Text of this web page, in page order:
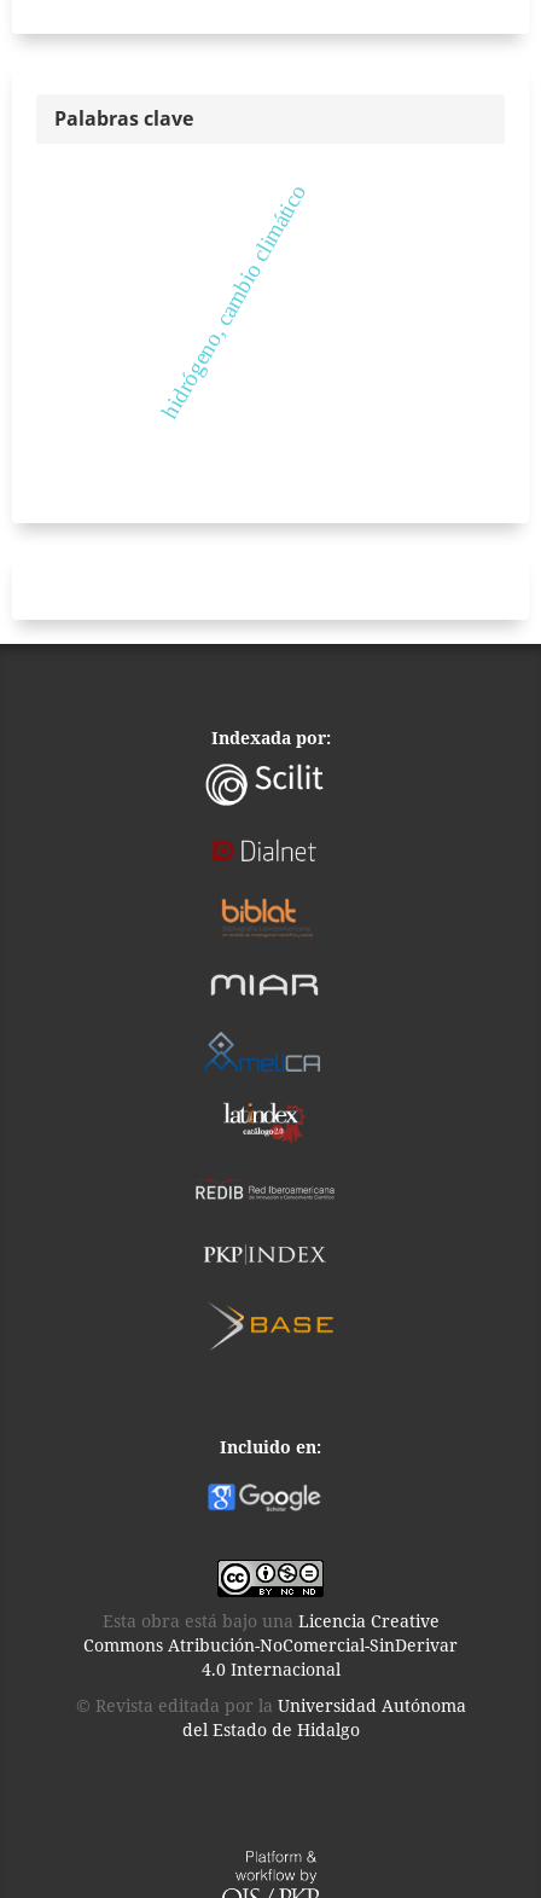
Palabras clave
hidrógeno, cambio climático
Indexada por:
Incluido en:
Esta obra está bajo una Licencia Creative
Commons Atribución-NoComercial-SinDerivar
4.0 Internacional
© Revista editada por la Universidad Autónoma
del Estado de Hidalgo